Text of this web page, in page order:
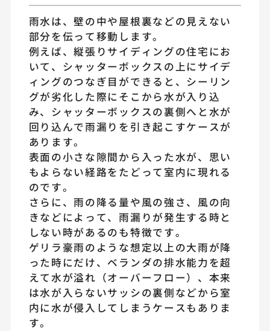
雨水は、壁の中や屋根裏などの見えない
部分を伝って移動します。
例えば、縦張りサイディングの住宅にお
いて、シャッターボックスの上にサイデ
ィングのつなぎ目ができると、シーリン
グが劣化した際にそこから水が入り込
み、シャッターボックスの裏側へと水が
回り込んで雨漏りを引き起こすケースが
あります。
表面の小さな隙間から入った水が、思い
もよらない経路をたどって室内に現れる
のです。
さらに、雨の降る量や風の強さ、風の向
きなどによって、雨漏りが発生する時と
しない時があるのも特徴です。
ゲリラ豪雨のような想定以上の大雨が降
った時にだけ、ベランダの排水能力を超
えて水が溢れ（オーバーフロー）、本来
は水が入らないサッシの裏側などから室
内に水が侵入してしまうケースもありま
す。